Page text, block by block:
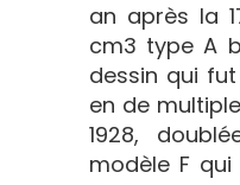
an après la
cm3 type A
dessin qui
en de
1928,
modèle F